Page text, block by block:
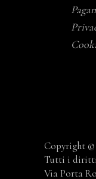
Copyright ©
Tutti i
Via Porta